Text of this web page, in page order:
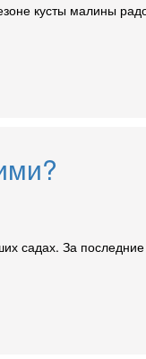
кусты малины
садах. За